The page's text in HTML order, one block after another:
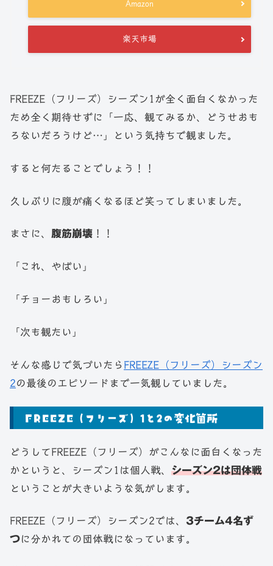
Amazon
楽天市場
FREEZE（フリーズ）シーズン1が全く面白くなかった
ため全く期待せずに「一応、観てみるか、どうせおも
ろないだろうけど…」という気持ちで観ました。
すると何たることでしょう！！
久しぶりに腹が痛くなるほど笑ってしまいました。
まさに、 腹筋崩壊 ！！
「これ、やばい」
「チョーおもしろい」
「次も観たい」
そんな感じで気づいたら FREEZE（フリーズ）シーズン
2の最後のエピソードまで一気観していました。
FREEZE（フリーズ）1と2の変化箇所
どうしてFREEZE（フリーズ）がこんなに面白くなった
かというと、シーズン1は個人戦、 シーズン2は団体戦
ということが大きいような気がします。
FREEZE（フリーズ）シーズン2では、 3チーム4名ず
つに分かれての団体戦になっています。